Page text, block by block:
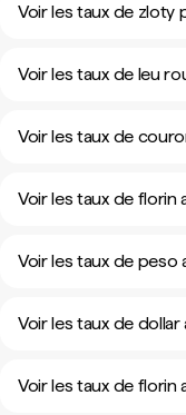
Voir les taux de zloty
Voir les taux de leu
Voir les taux de
Voir les taux de florin
Voir les taux de peso
Voir les taux de
Voir les taux de florin